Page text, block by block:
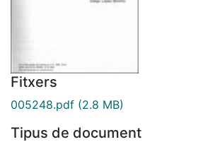
Fitxers
005248.pdf (2.8 MB)
Tipus de document